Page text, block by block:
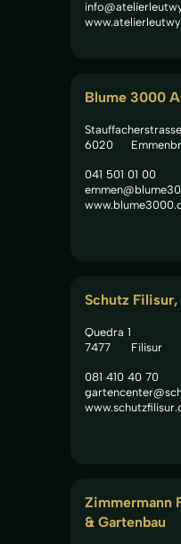
Blume 3000
Stauffacherstrasse
6020
041 501 01 00
Schutz
Quedra 1
7477
Filisur
081 410 40 70
Zimmermann
& Gartenbau